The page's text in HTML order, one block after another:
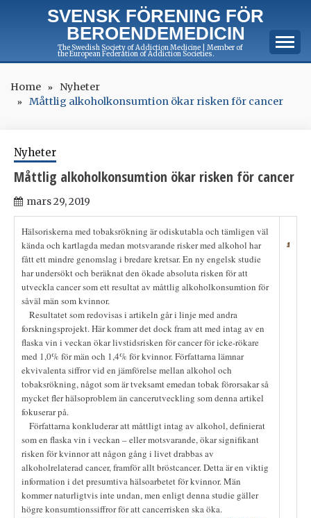
SVENSK FÖRENING FÖR
BEROENDEMEDICIN
The Swedish Society of Addiction Medicine | Member of
the European Federation of Addiction Societies.
Home
Nyheter
Måttlig alkoholkonsumtion ökar risken för cancer
Nyheter
Måttlig alkoholkonsumtion ökar risken för cancer
mars 29, 2019
Hälsoriskerna med tobaksrökning är odiskutabla och tämligen väl
kända och kartlagda medan motsvarande risker med alkohol har
fått ett mindre genomslag i bredare kretsar. En ny engelsk studie
har undersökt och beräknat den ökade absoluta risken för att
utveckla cancer som ett resultat av måttlig alkoholkonsumtion för
såväl män som kvinnor.
Resultatet som redovisas i artikeln går i linje med andra
forskningsprojekt. Här kommer det dock fram att med intag av en
flaska vin i veckan ökar livstidsrisken för cancer för icke-rökare
med 1,0% för män och 1,4% för kvinnor. Författarna lämnar
ekvivalenta siffror vid en jämförelse mellan alkohol och
tobaksrökning, något som är tveksamt emedan tobak förorsakar så
mycket fler hälsoproblem än cancerutveckling som denna artikel
fokuserar på.
Författarna konkluderar att måttligt intag av alkohol, definierat
som en flaska vin i veckan – eller motsvarande, ökar signifikant
risken för kvinnor att någon gång i livet drabbas av
alkoholrelaterad cancer, framför allt bröstcancer. Detta är en viktig
information i det presumtiva hälsoarbetet för kvinnor. Män
kommer naturligtvis inte undan, men enligt denna studie gäller
högre konsumtionssiffror för att cancerrisken ska öka.